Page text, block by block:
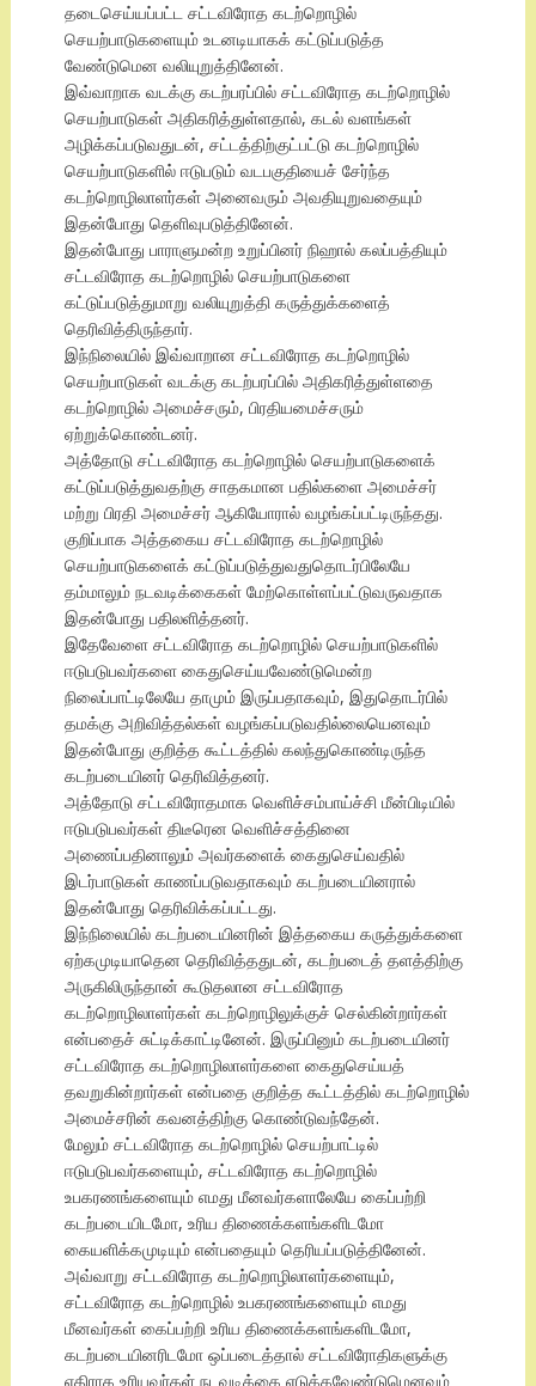
தடைசெய்யப்பட்ட சட்டவிரோத கடற்றொழில்
செயற்பாடுகளையும் உடனடியாகக் கட்டுப்படுத்த
வேண்டுமென வலியுறுத்தினேன்.
இவ்வாறாக வடக்கு கடற்பரப்பில் சட்டவிரோத கடற்றொழில்
செயற்பாடுகள் அதிகரித்துள்ளதால், கடல் வளங்கள்
அழிக்கப்படுவதுடன், சட்டத்திற்குட்பட்டு கடற்றொழில்
செயற்பாடுகளில் ஈடுபடும் வடபகுதியைச் சேர்ந்த
கடற்றொழிலாளர்கள் அனைவரும் அவதியுறுவதையும்
இதன்போது தெளிவுபடுத்தினேன்.
இதன்போது பாராளுமன்ற உறுப்பினர் நிஹால் கலப்பத்தியும்
சட்டவிரோத கடற்றொழில் செயற்பாடுகளை
கட்டுப்படுத்துமாறு வலியுறுத்தி கருத்துக்களைத்
தெரிவித்திருந்தார்.
இந்நிலையில் இவ்வாறான சட்டவிரோத கடற்றொழில்
செயற்பாடுகள் வடக்கு கடற்பரப்பில் அதிகரித்துள்ளதை
கடற்றொழில் அமைச்சரும், பிரதியமைச்சரும்
ஏற்றுக்கொண்டனர்.
அத்தோடு சட்டவிரோத கடற்றொழில் செயற்பாடுகளைக்
கட்டுப்படுத்துவதற்கு சாதகமான பதில்களை அமைச்சர்
மற்று பிரதி அமைச்சர் ஆகியோரால் வழங்கப்பட்டிருந்தது.
குறிப்பாக அத்தகைய சட்டவிரோத கடற்றொழில்
செயற்பாடுகளைக் கட்டுப்படுத்துவதுதொடர்பிலேயே
தம்மாலும் நடவடிக்கைகள் மேற்கொள்ளப்பட்டுவருவதாக
இதன்போது பதிலளித்தனர்.
இதேவேளை சட்டவிரோத கடற்றொழில் செயற்பாடுகளில்
ஈடுபடுபவர்களை கைதுசெய்யவேண்டுமென்ற
நிலைப்பாட்டிலேயே தாமும் இருப்பதாகவும், இதுதொடர்பில்
தமக்கு அறிவித்தல்கள் வழங்கப்படுவதில்லையெனவும்
இதன்போது குறித்த கூட்டத்தில் கலந்துகொண்டிருந்த
கடற்படையினர் தெரிவித்தனர்.
அத்தோடு சட்டவிரோதமாக வெளிச்சம்பாய்ச்சி மீன்பிடியில்
ஈடுபடுபவர்கள் திடீரென வெளிச்சத்தினை
அணைப்பதினாலும் அவர்களைக் கைதுசெய்வதில்
இடர்பாடுகள் காணப்படுவதாகவும் கடற்படையினரால்
இதன்போது தெரிவிக்கப்பட்டது.
இந்நிலையில் கடற்படையினரின் இத்தகைய கருத்துக்களை
ஏற்கமுடியாதென தெரிவித்ததுடன், கடற்படைத் தளத்திற்கு
அருகிலிருந்தான் கூடுதலான சட்டவிரோத
கடற்றொழிலாளர்கள் கடற்றொழிலுக்குச் செல்கின்றார்கள்
என்பதைச் சுட்டிக்காட்டினேன். இருப்பினும் கடற்படையினர்
சட்டவிரோத கடற்றொழிலாளர்களை கைதுசெய்யத்
தவறுகின்றார்கள் என்பதை குறித்த கூட்டத்தில் கடற்றொழில்
அமைச்சரின் கவனத்திற்கு கொண்டுவந்தேன்.
மேலும் சட்டவிரோத கடற்றொழில் செயற்பாட்டில்
ஈடுபடுபவர்களையும், சட்டவிரோத கடற்றொழில்
உபகரணங்களையும் எமது மீனவர்களாலேயே கைப்பற்றி
கடற்படையிடமோ, உரிய திணைக்களங்களிடமோ
கையளிக்கமுடியும் என்பதையும் தெரியப்படுத்தினேன்.
அவ்வாறு சட்டவிரோத கடற்றொழிலாளர்களையும்,
சட்டவிரோத கடற்றொழில் உபகரணங்களையும் எமது
மீனவர்கள் கைப்பற்றி உரிய திணைக்களங்களிடமோ,
கடற்படையினரிடமோ ஒப்படைத்தால் சட்டவிரோதிகளுக்கு
எதிராக உரியவர்கள் நடவடிக்கை எடுக்கவேண்டுமெனவும்